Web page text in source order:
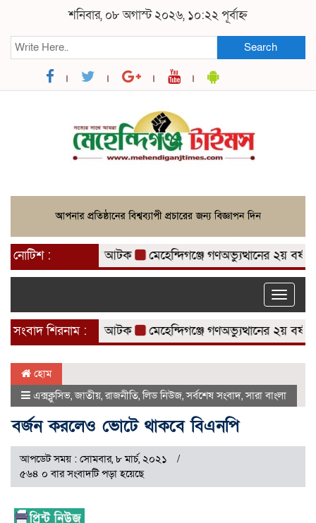
শনিবার, ০৮ অগাস্ট ২০২৬, ১০:২২ পূর্বাহ্ন
Search
নোটিশ :
ব্যবসায়ী আটক মেহেন্দিগঞ্জে গণঅভ্যুত্থানের ২য় বর্ষপূর্তি
Toggle
সংবাদ শিরনাম :
ব্যবসায়ী আটক মেহেন্দিগঞ্জে গণঅভ্যুত্থানের ২য় বর্ষপূর্তি
হোম
এক্সক্লুসিভ,জাতীয়,রাজনীতি,লিড নিউজ,সর্বশেষ সংবাদ,সারা বাংলা
বর্জন করলেও ভোটে থাকবে বিএনপি
আপডেট সময় : সোমবার, ৮ মার্চ, ২০২১
৫৬৪ ০ বার সংবাদটি পড়া হয়েছে